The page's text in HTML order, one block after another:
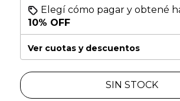
Elegí cómo pagar y obtené
10% OFF
Ver cuotas y descuentos
SIN STOCK